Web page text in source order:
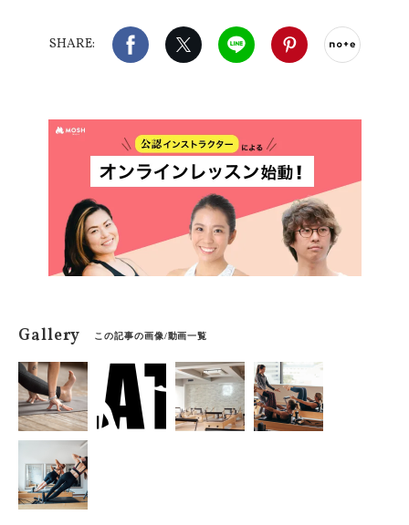
SHARE:
Facebook X（旧twitter）
LINE Pinterest
Gallery この記事の画像/動画一覧